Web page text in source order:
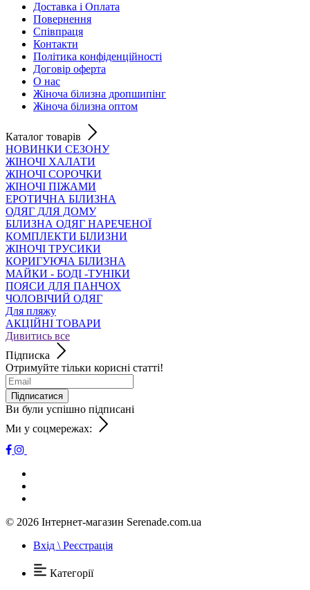
Доставка і Оплата
Повернення
Співпраця
Контакти
Політика конфіденційності
Договір оферта
О нас
Жіноча білизна дропшипінг
Жіноча білизна оптом
Каталог товарів
НОВИНКИ СЕЗОНУ
ЖІНОЧІ ХАЛАТИ
ЖІНОЧІ СОРОЧКИ
ЖІНОЧІ ПІЖАМИ
ЕРОТИЧНА БІЛИЗНА
ОДЯГ ДЛЯ ДОМУ
БІЛИЗНА ОДЯГ НАРЕЧЕНОЇ
КОМПЛЕКТИ БІЛИЗНИ
ЖІНОЧІ ТРУСИКИ
КОРИГУЮЧА БІЛИЗНА
МАЙКИ - БОДІ -ТУНІКИ
ПОЯСИ ДЛЯ ПАНЧОХ
ЧОЛОВІЧИЙ ОДЯГ
Для пляжу
АКЦІЙНІ ТОВАРИ
Дивитись все
Підписка
Отримуйте тільки корисні статті!
Підписатися
Ви були успішно підписані
Ми у соцмережах:
© 2026 Інтернет-магазин Serenade.com.ua
Вхід \ Реєстрація
Категорії